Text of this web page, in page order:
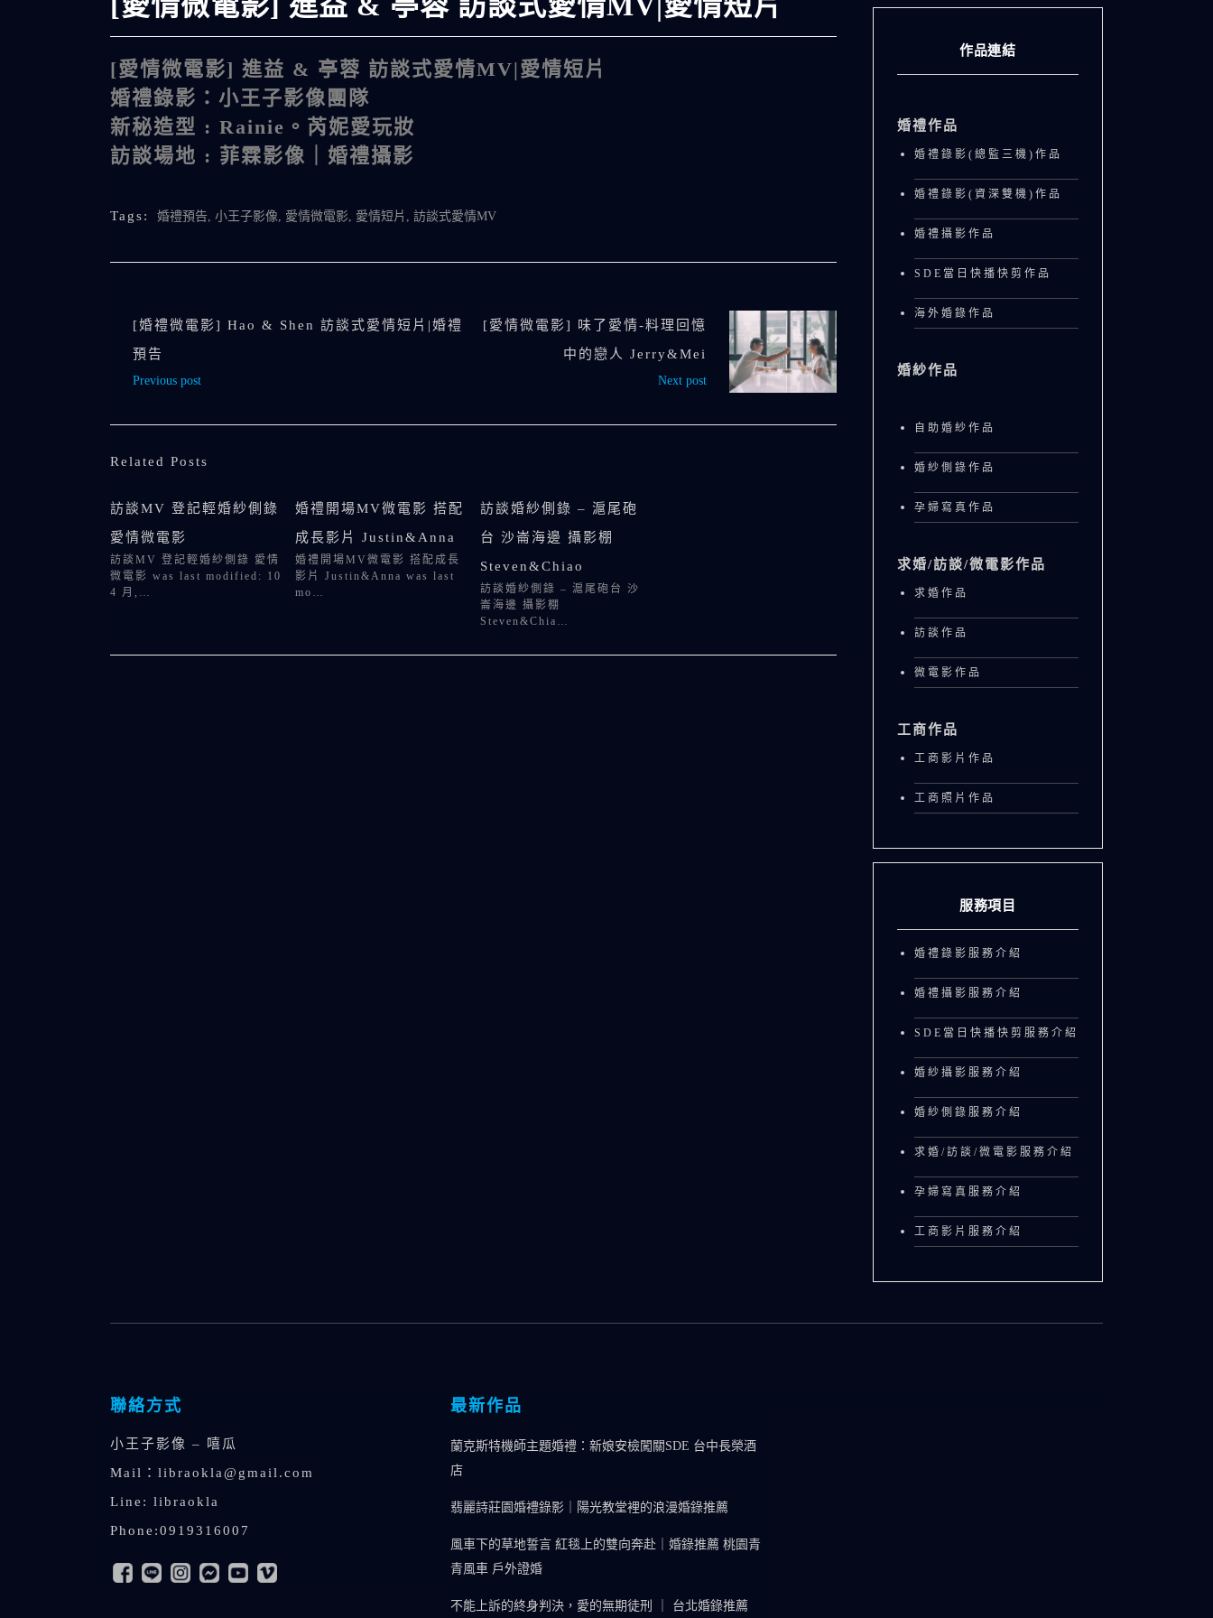
[愛情微電影] 進益 & 亭蓉 訪談式愛情MV|愛情短片
婚禮錄影：小王子影像團隊
新秘造型 : Rainie。芮妮愛玩妝
訪談場地 : 菲霖影像｜婚禮攝影
Tags: 婚禮預告, 小王子影像, 愛情微電影, 愛情短片 , 訪談式愛情MV
[婚禮微電影] Hao & Shen 訪談式愛情短片|婚禮
預告
Previous post
[愛情微電影] 味了愛情-料理回憶
中的戀人 Jerry&Mei
Next post
Related Posts
訪談MV 登記輕婚紗側錄
愛情微電影
訪談MV 登記輕婚紗側錄 愛情
微電影 was last modified: 10
4 月,…
婚禮開場MV微電影 搭配
成長影片 Justin&Anna
婚禮開場MV微電影 搭配成長
影片 Justin&Anna was last
mo…
訪談婚紗側錄 – 滬尾砲
台 沙崙海邊 攝影棚
Steven&Chiao
訪談婚紗側錄 – 滬尾砲台 沙
崙海邊 攝影棚
Steven&Chia…
作品連結
婚禮作品
婚禮錄影(總監三機)作品
婚禮錄影(資深雙機)作品
婚禮攝影作品
SDE當日快播快剪作品
海外婚錄作品
婚紗作品
自助婚紗作品
婚紗側錄作品
孕婦寫真作品
求婚/訪談/微電影作品
求婚作品
訪談作品
微電影作品
工商作品
工商影片作品
工商照片作品
服務項目
婚禮錄影服務介紹
婚禮攝影服務介紹
SDE當日快播快剪服務介紹
婚紗攝影服務介紹
婚紗側錄服務介紹
求婚/訪談/微電影服務介紹
孕婦寫真服務介紹
工商影片服務介紹
聯絡方式
小王子影像 – 嘻瓜
Mail： libraokla@gmail.com
Line: libraokla
Phone:0919316007
最新作品
蘭克斯特機師主題婚禮：新娘安檢闖關SDE 台中長榮酒
店
翡麗詩莊園婚禮錄影｜陽光教堂裡的浪漫婚錄推薦
風車下的草地誓言 紅毯上的雙向奔赴｜婚錄推薦 桃園青
青風車 戶外證婚
不能上訴的終身判決，愛的無期徒刑 ｜ 台北婚錄推薦